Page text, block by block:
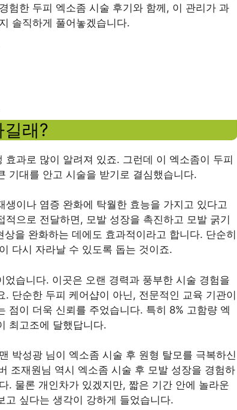
험한 두피 엑소좀 시술 후기와 함께, 이 관리가 과
솔직하게 풀어놓겠습니다.
래?
과로 많이 알려져 있죠. 그런데 이 엑소좀이 두피
기대를 안고 시술을 받기로 결심했습니다.
이나 염증 완화에 탁월한 효능을 가지고 있다고
으로 전달하면, 모발 성장을 촉진하고 모발 굵기
을 완화하는 데에도 효과적이라고 합니다. 단순히
다시 자라날 수 있도록 돕는 것이죠.
습니다. 이곳은 오랜 경력과 풍부한 시술 경험을
단순한 두피 케어샵이 아닌, 전문적인 교육 기관이
점이 더욱 신뢰를 주었습니다. 특히 8% 고함량 엑
최고조에 달했답니다.
박성광 님이 엑소좀 시술 후 원형 탈모를 극복하신
조재원님 역시 엑소좀 시술 후 모발 성장을 경험하
. 물론 개인차가 있겠지만, 짧은 기간 안에 놀라운
고 싶다는 생각이 강하게 들었습니다.